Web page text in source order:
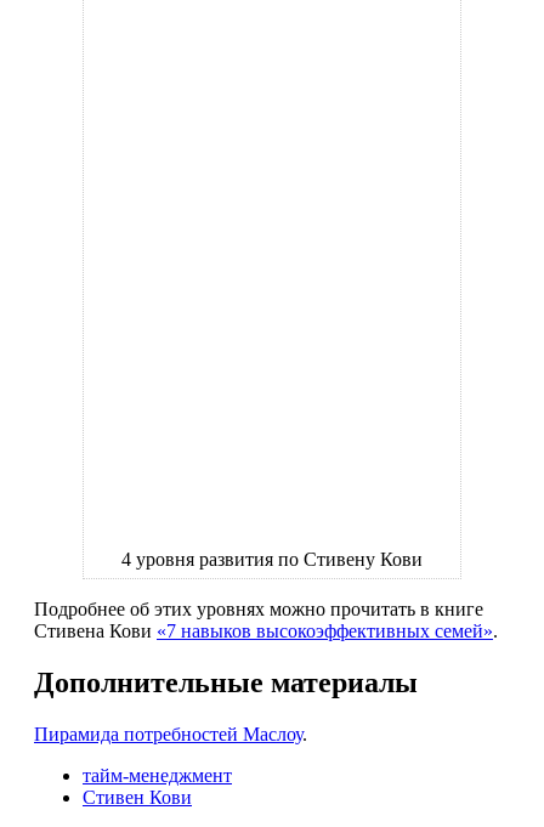
4 уровня развития по Стивену Кови
Подробнее об этих уровнях можно прочитать в книге
Стивена Кови «7 навыков высокоэффективных семей».
Дополнительные материалы
Пирамида потребностей Маслоу.
тайм-менеджмент
Стивен Кови